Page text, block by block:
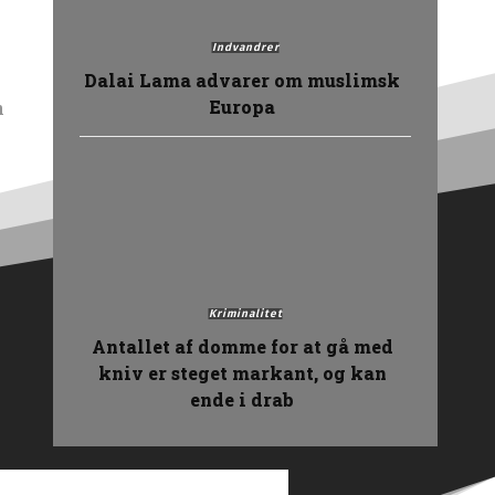
Indvandrer
Dalai Lama advarer om muslimsk
Europa
Kriminalitet
Antallet af domme for at gå med
kniv er steget markant, og kan
ende i drab